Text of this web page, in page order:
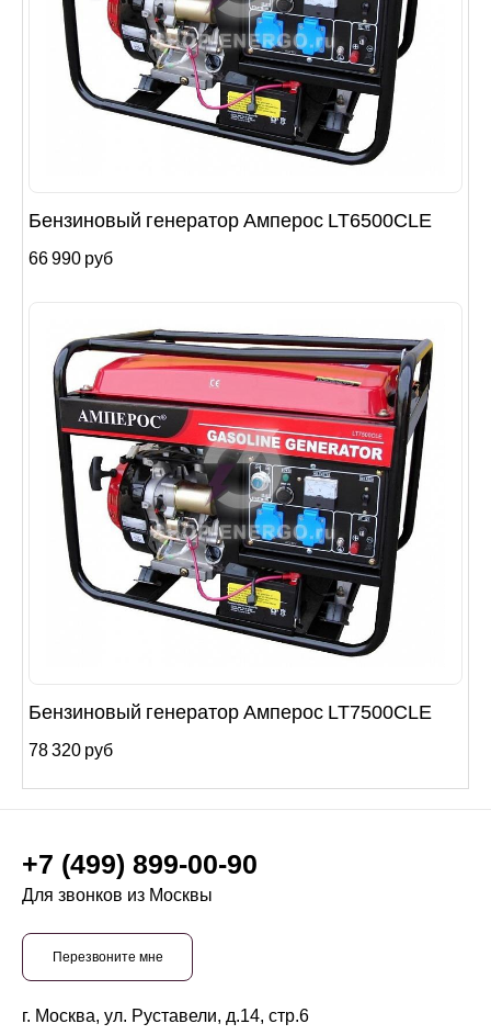
Бензиновый генератор Амперос LT6500CLE
66 990 руб
Бензиновый генератор Амперос LT7500CLE
78 320 руб
+7 (499) 899-00-90
Для звонков из Москвы
Перезвоните мне
г. Москва, ул. Руставели, д.14, стр.6